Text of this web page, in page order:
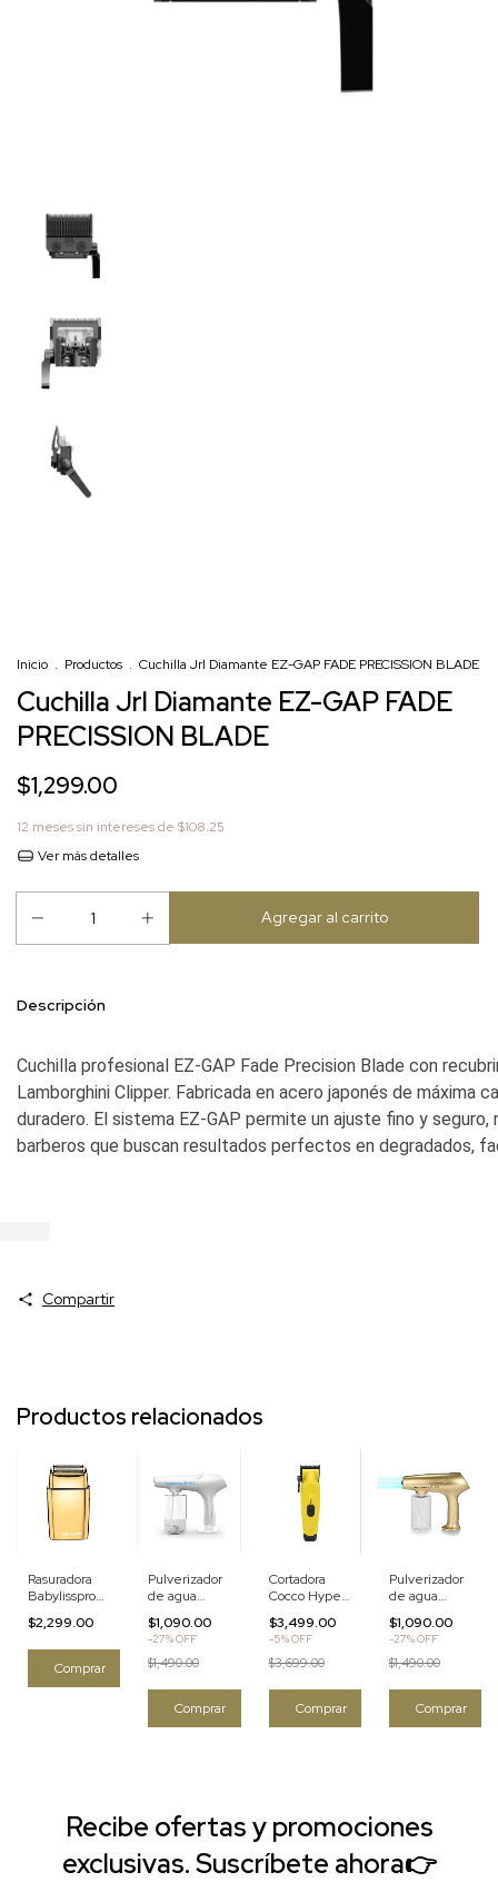
Inicio . Productos . Cuchilla Jrl Diamante EZ-GAP FADE PRECISSION BLADE
Cuchilla Jrl Diamante EZ-GAP FADE
PRECISSION BLADE
$1,299.00
12 meses sin intereses de $108.25
Ver más detalles
Descripción
Cuchilla profesional EZ-GAP Fade Precision Blade con
Lamborghini Clipper. Fabricada en acero japonés de
duradero. El sistema EZ-GAP permite un ajuste fino y
barberos que buscan resultados perfectos en degradados,
Compartir
Productos relacionados
Rasuradora
Babylisspro
Gold Shaver
$2,299.00
Pulverizador
de agua
Gamma+
EVO Nano
Mister
$1,090.00
-27%OFF
$1,490.00
Cortadora
Cocco Hyper
Clipper
Amarillo
$3,499.00
-5%OFF
$3,699.00
Pulverizador
de agua
Gamma+
EVO Nano
Mister
$1,090.00
-27%OFF
$1,490.00
Recibe ofertas y promociones
exclusivas. Suscríbete ahora👉